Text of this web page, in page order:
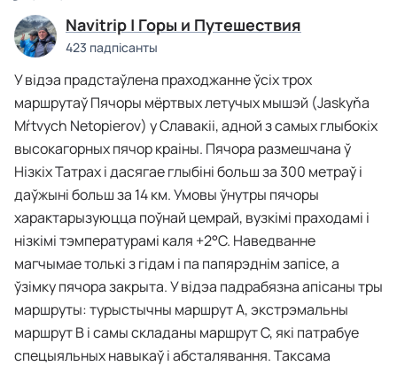
Navitrip | Горы и Путешествия
423 падпісанты
У відэа прадстаўлена праходжанне ўсіх трох
маршрутаў Пячоры мёртвых летучых мышэй (Jaskyňa
Mŕtvych Netopierov) у Славакіі, адной з самых глыбокіх
высокагорных пячор краіны. Пячора размешчана ў
Нізкіх Татрах і дасягае глыбіні больш за 300 метраў і
даўжыні больш за 14 км. Умовы ўнутры пячоры
характарызуюцца поўнай цемрай, вузкімі праходамі і
нізкімі тэмпературамі каля +2°C. Наведванне
магчымае толькі з гідам і па папярэднім запісе, а
ўзімку пячора закрыта. У відэа падрабязна апісаны тры
маршруты: турыстычны маршрут A, экстрэмальны
маршрут B і самы складаны маршрут C, які патрабуе
спецыяльных навыкаў і абсталявання. Таксама